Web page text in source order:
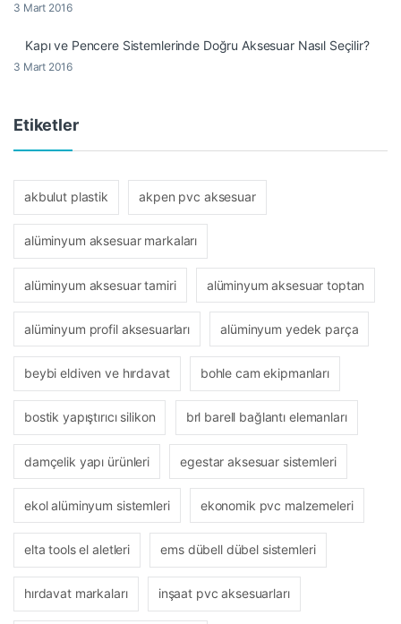
3 Mart 2016
Kapı ve Pencere Sistemlerinde Doğru Aksesuar Nasıl Seçilir?
3 Mart 2016
Etiketler
akbulut plastik akpen pvc aksesuar
alüminyum aksesuar markaları
alüminyum aksesuar tamiri alüminyum aksesuar toptan
alüminyum profil aksesuarları alüminyum yedek parça
beybi eldiven ve hırdavat bohle cam ekipmanları
bostik yapıştırıcı silikon brl barell bağlantı elemanları
damçelik yapı ürünleri egestar aksesuar sistemleri
ekol alüminyum sistemleri ekonomik pvc malzemeleri
elta tools el aletleri ems dübell dübel sistemleri
hırdavat markaları inşaat pvc aksesuarları